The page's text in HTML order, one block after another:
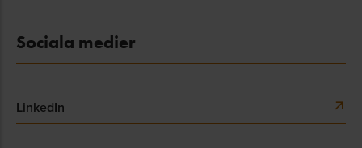
Sociala medier
LinkedIn